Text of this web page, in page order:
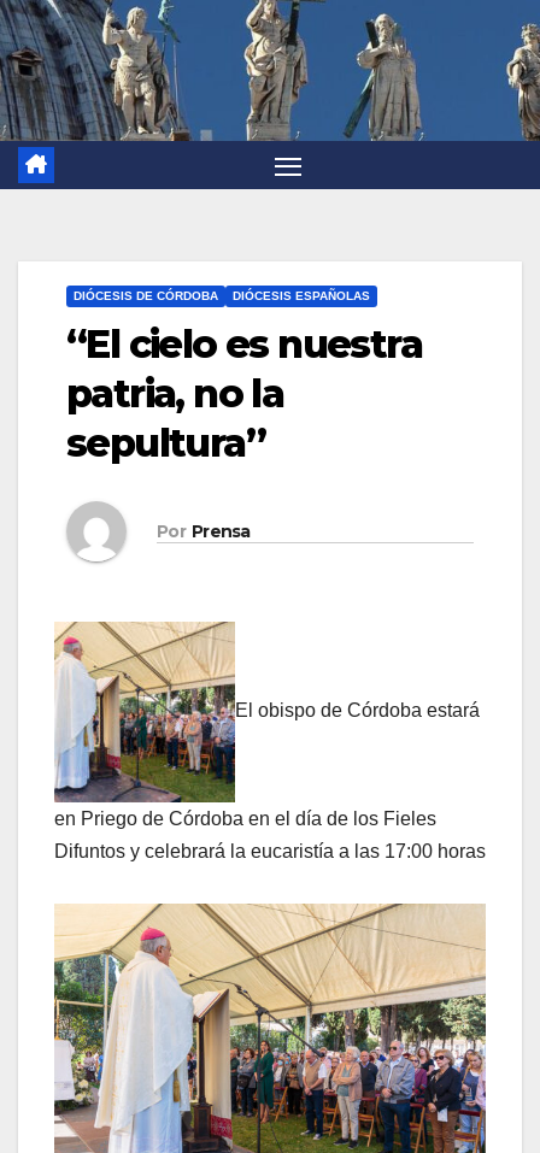
DIÓCESIS DE CÓRDOBA DIÓCESIS ESPAÑOLAS
“El cielo es nuestra
patria, no la
sepultura”
Por Prensa
El obispo de Córdoba estará
en Priego de Córdoba en el día de los Fieles
Difuntos y celebrará la eucaristía a las 17:00 horas